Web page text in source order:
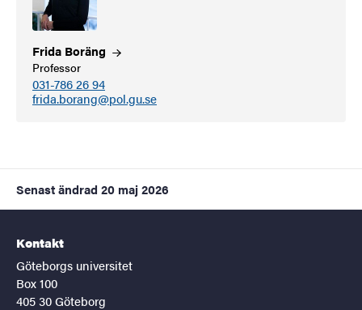
Frida Boräng
Professor
031-786 26 94
frida.borang@pol.gu.se
Senast ändrad 20 maj 2026
Kontakt
Göteborgs universitet
Box 100
405 30 Göteborg